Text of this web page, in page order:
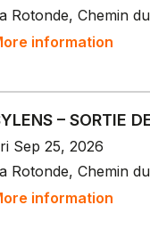
Rotonde, Chemin
information
– SORTIE
Sep 25, 2026
Rotonde, Chemin
information